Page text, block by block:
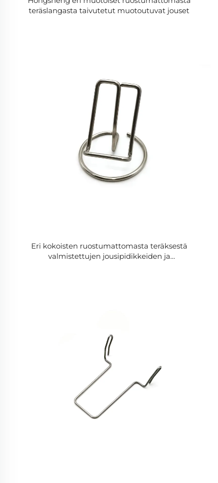
teräslangasta taivutetut muotoutuvat jouset
Eri kokoisten ruostumattomasta teräksestä
valmistettujen jousipidikkeiden ja